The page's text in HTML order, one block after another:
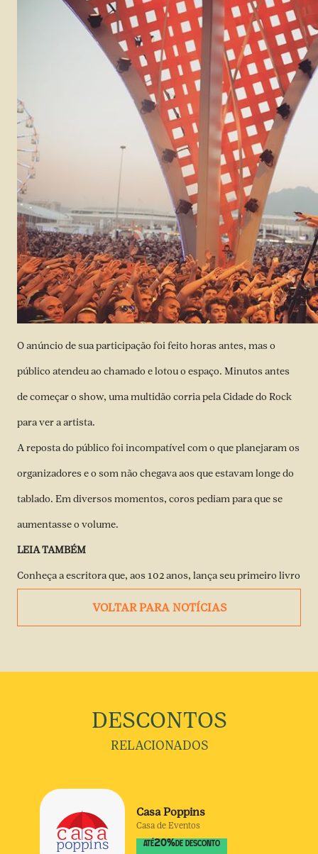
O anúncio de sua participação foi feito horas antes, mas o
público atendeu ao chamado e lotou o espaço. Minutos antes
de começar o show, uma multidão corria pela Cidade do Rock
para ver a artista.
A reposta do público foi incompatível com o que planejaram os
organizadores e o som não chegava aos que estavam longe do
tablado. Em diversos momentos, coros pediam para que se
aumentasse o volume.
LEIA TAMBÉM
Conheça a escritora que, aos 102 anos, lança seu primeiro livro
VOLTAR PARA NOTÍCIAS
DESCONTOS
RELACIONADOS
Casa Poppins
Casa de Eventos
ATÉ20% DE DESCONTO